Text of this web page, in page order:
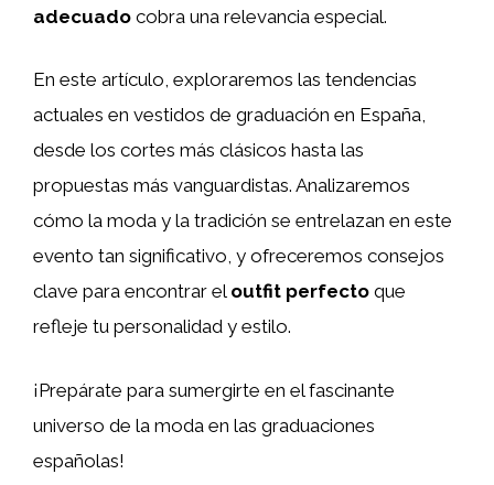
adecuado cobra una relevancia especial.
En este artículo, exploraremos las tendencias
actuales en vestidos de graduación en España,
desde los cortes más clásicos hasta las
propuestas más vanguardistas. Analizaremos
cómo la moda y la tradición se entrelazan en este
evento tan significativo, y ofreceremos consejos
clave para encontrar el outfit perfecto que
refleje tu personalidad y estilo.
¡Prepárate para sumergirte en el fascinante
universo de la moda en las graduaciones
españolas!